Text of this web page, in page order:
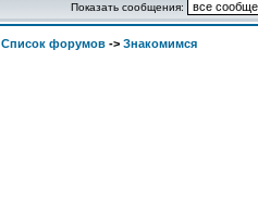
Показать сообщения:
Список форумов -> Знакомимся